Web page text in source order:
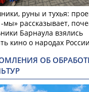
руны и тухья:
мы» рассказывает,
Барнаула взялись
кино о народах России
ОБ